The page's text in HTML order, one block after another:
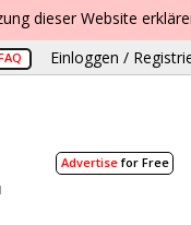
dieser Website
Einloggen /
Advertisefor Free